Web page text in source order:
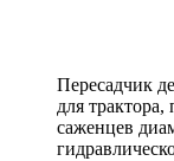
Пересадчик
для
саженцев